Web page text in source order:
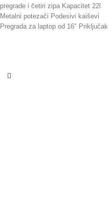
pregrade i četiri zipa Kapacitet 22l
Metalni potezači Podesivi kaiševi
Pregrada za laptop od 16″ Priključak